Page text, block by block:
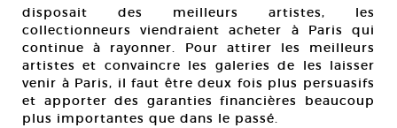
disposait des meilleurs artistes, les
collectionneurs viendraient acheter à Paris qui
continue à rayonner. Pour attirer les meilleurs
artistes et convaincre les galeries de les laisser
venir à Paris, il faut être deux fois plus persuasifs
et apporter des garanties financières beaucoup
plus importantes que dans le passé.